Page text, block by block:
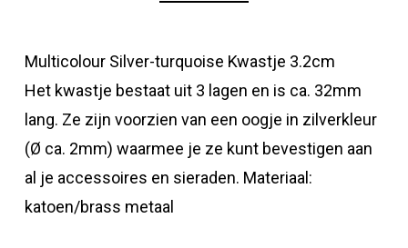
Multicolour Silver-turquoise Kwastje 3.2cm
Het kwastje bestaat uit 3 lagen en is ca. 32mm
lang. Ze zijn voorzien van een oogje in zilverkleur
(Ø ca. 2mm) waarmee je ze kunt bevestigen aan
al je accessoires en sieraden. Materiaal:
katoen/brass metaal